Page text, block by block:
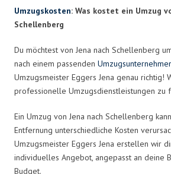
Umzugskosten: Was kostet ein Umzug
Schellenberg
Du möchtest von Jena nach Schellenberg
nach einem passenden
Umzugsmeister Eggers Jena genau richtig!
professionelle Umzugsdienstleistungen zu
Ein Umzug von Jena nach Schellenberg
Entfernung unterschiedliche Kosten
Umzugsmeister Eggers Jena erstellen wir
individuelles Angebot, angepasst an deine
Budget.